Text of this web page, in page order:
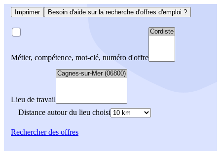
Imprimer Besoin d'aide sur la recherche d'offres d'emploi ?
Métier, compétence, mot-clé, numéro d'offre
Lieu de travail
Distance autour du lieu choisi
Rechercherdes offres